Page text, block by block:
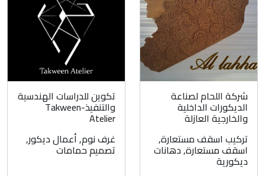
شركة اللحام لصناعة
الديكورات الداخلية
والخارجية العازلة
تركيب اسقف مستعارة,
اسقف مستعارة,دهانات
ديكورية
تكوين للدراسات الهندسية
والتنفيذ-Takween
Atelier
غرف نوم,أعمال ديكور,
تصميم حمامات